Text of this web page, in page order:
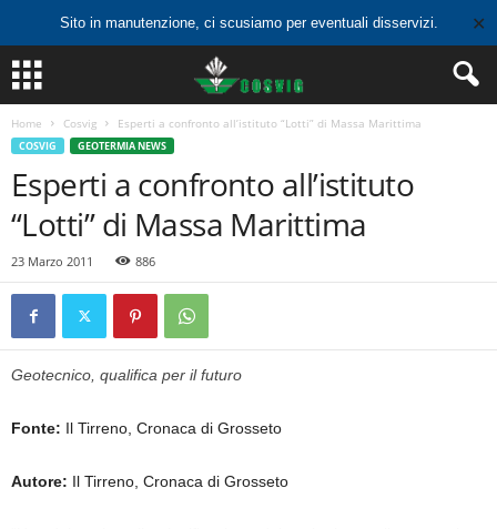
Sito in manutenzione, ci scusiamo per eventuali disservizi. ✕
Home Cosvig Esperti a confronto all’istituto “Lotti” di Massa Marittima
COSVIG GEOTERMIA NEWS
Esperti a confronto all’istituto
“Lotti” di Massa Marittima
23 Marzo 2011 886
Geotecnico, qualifica per il futuro
Fonte: Il Tirreno, Cronaca di Grosseto
Autore: Il Tirreno, Cronaca di Grosseto